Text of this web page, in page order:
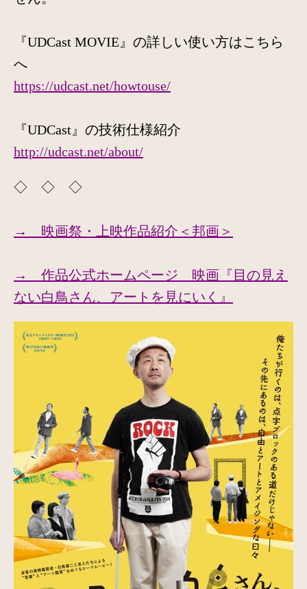
『UDCast MOVIE』の詳しい使い方はこちら
へ
https://udcast.net/howtouse/
『UDCast』の技術仕様紹介
http://udcast.net/about/
◇ ◇ ◇
→ 映画祭・上映作品紹介＜邦画＞
→ 作品公式ホームページ 映画『目の見え
ない白鳥さん、アートを見にいく』